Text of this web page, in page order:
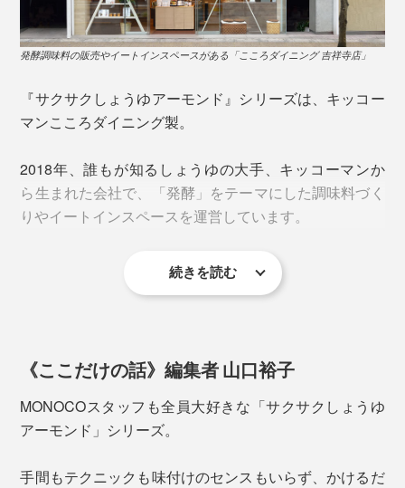
おいしさの秘訣 2.
しょうゆを、凍らせて真空乾燥した、フレーク状の「フ
しょうゆを搾る前の「もろみ」も加えているので、噛む
ぜひ試して欲しいのが「たくあん」。もしや、いぶりが
っこを超えたのでは？と撮影中に大盛り上がりしまし
発酵調味料の販売やイートインスペースがある「こころダイニング 吉祥寺店」
『サクサクしょうゆアーモンド』シリーズは、キッコー
マンこころダイニング製。
2018年、誰もが知るしょうゆの大手、キッコーマンか
ら生まれた会社で、「発酵」をテーマにした調味料づく
りやイートインスペースを運営しています。
そう。
続きを読む
《ここだけの話》編集者 山口裕子
MONOCOスタッフも全員大好きな「サクサクしょうゆ
アーモンド」シリーズ。
手間もテクニックも味付けのセンスもいらず、かけるだ